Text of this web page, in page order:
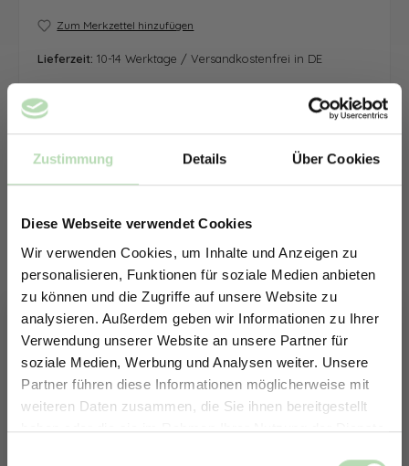
Zustimmung Details Über Cookies
Diese Webseite verwendet Cookies
Wir verwenden Cookies, um Inhalte und Anzeigen zu
personalisieren, Funktionen für soziale Medien anbieten
zu können und die Zugriffe auf unsere Website zu
analysieren. Außerdem geben wir Informationen zu Ihrer
Verwendung unserer Website an unsere Partner für
soziale Medien, Werbung und Analysen weiter. Unsere
Partner führen diese Informationen möglicherweise mit
weiteren Daten zusammen, die Sie ihnen bereitgestellt
haben oder die sie im Rahmen Ihrer Nutzung der Dienste
Zum Merkzettel hinzufügen
Lieferzeit: 10-14 Werktage / Versandkostenfrei in DE
ERHALTE 5% RABATT AUF
DEINE RÜCKWÄNDE